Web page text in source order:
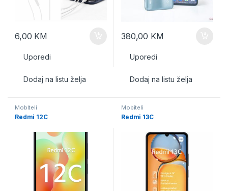
6,00 KM
Uporedi
Dodaj na listu želja
380,00 KM
Uporedi
Dodaj na listu želja
Mobiteli
Redmi 12C
Mobiteli
Redmi 13C